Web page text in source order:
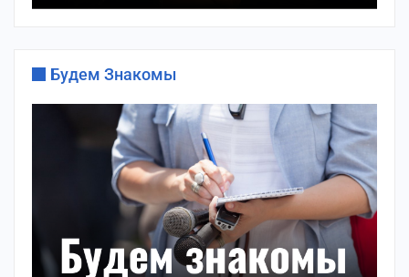
Будем Знакомы